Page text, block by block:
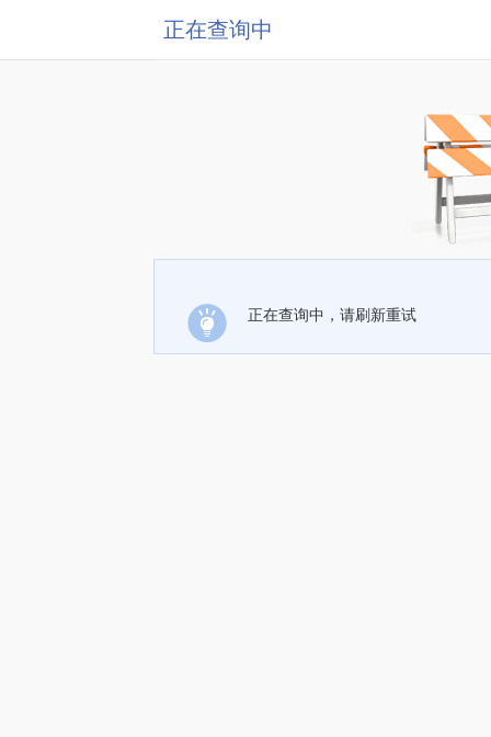
正在查询中
正在查询中，请刷新重试